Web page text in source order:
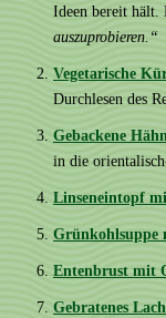
Ideen bereit hält.
auszuprobieren.“
Vegetarische
Durchlesen des
Gebackene
in die
Linseneintopf
Grünkohlsuppe
Entenbrust mit
Gebratenes